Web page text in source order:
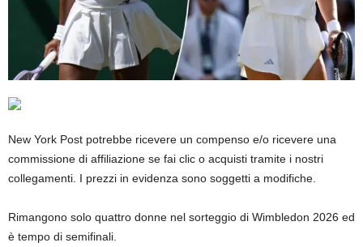
New York Post potrebbe ricevere un compenso e/o ricevere una
commissione di affiliazione se fai clic o acquisti tramite i nostri
collegamenti. I prezzi in evidenza sono soggetti a modifiche.
Rimangono solo quattro donne nel sorteggio di Wimbledon 2026 ed
è tempo di semifinali.